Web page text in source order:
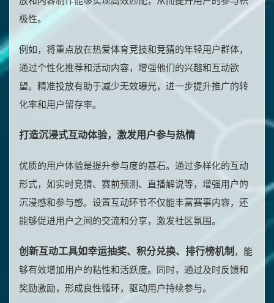
极性。
例如，将重点放在热爱体育竞技和竞猜的年轻用户群体，
通过个性化推荐和活动内容，增强他们的兴趣和互动欲
望。精准投放有助于减少无效曝光，进一步提升推广的转
化率和用户留存率。
打造沉浸式互动体验，激发用户参与热情
优质的用户体验是提升参与度的基石。通过多样化的互动
形式，如实时竞猜、赛前预测、直播解说等，增强用户的
沉浸感和参与感。设置互动环节不仅能丰富赛事内容，还
能够促进用户之间的交流和分享，激发社区氛围。
创新互动工具如幸运抽奖、积分兑换、排行榜机制 ，能
够有效增加用户的粘性和活跃度。同时，通过及时反馈和
奖励激励，形成良性循环，驱动用户持续参与。